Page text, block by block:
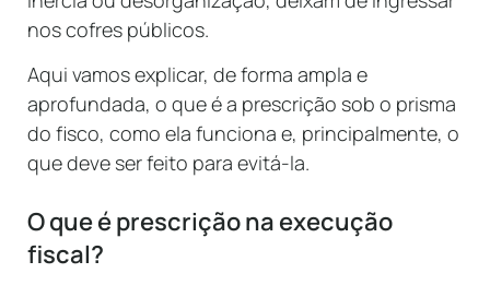
nos cofres públicos.
Aqui vamos explicar, de forma ampla e
aprofundada, o que é a prescrição sob o prisma
do fisco, como ela funciona e, principalmente, o
que deve ser feito para evitá-la.
O que é prescrição na execução
fiscal?